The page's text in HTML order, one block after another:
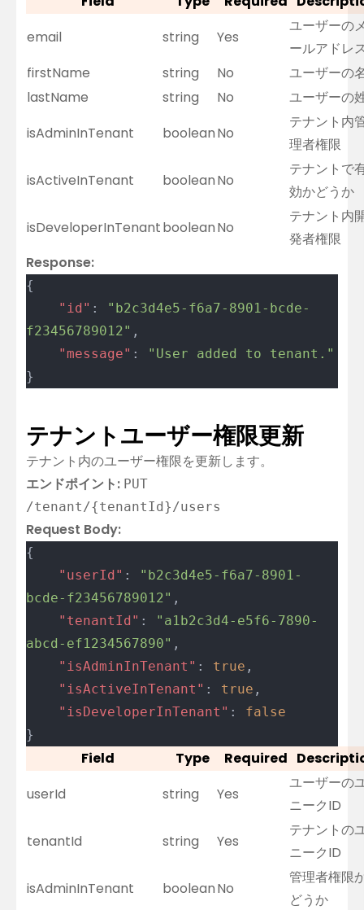
email
string Yes
ユーザーの
ールアドレ
firstName
string No
ユーザーの
lastName
string No
ユーザーの
isAdminInTenant
booleanNo
テナント内
理者権限
isActiveInTenant
booleanNo
テナントで
効かどうか
isDeveloperInTenantbooleanNo
テナント内
発者権限
Response:
{
	"id"
:
"b2c3d4e5-f6a7-8901-bcde-
f23456789012" ,
	"message"
:
"User added to tenant."
}
テナントユーザー権限更新
テナント内のユーザー権限を更新します。
エンドポイント: PUT
/tenant/{tenantId}/users
Request Body:
{
	"userId"
:
"b2c3d4e5-f6a7-8901-
bcde-f23456789012" ,
	"tenantId"
:
"a1b2c3d4-e5f6-7890-
abcd-ef1234567890" ,
	"isAdminInTenant"
: true ,
	"isActiveInTenant"
: true ,
	"isDeveloperInTenant"
: false
}
Field Type Required
userId
string Yes
ユーザーの
ニークID
tenantId
string Yes
テナントの
ニークID
isAdminInTenant
booleanNo
管理者権限
どうか